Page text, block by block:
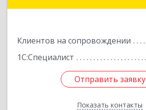
Клиентов на сопровождении
1С:Специалист
Отправить заявку
Показать контакты
Отправить заявку
Назад